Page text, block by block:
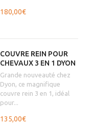
180,00€
COUVRE REIN POUR
CHEVAUX 3 EN 1 DYON
Grande nouveauté chez
Dyon, ce magnifique
couvre rein 3 en 1, idéal
pour...
135,00€